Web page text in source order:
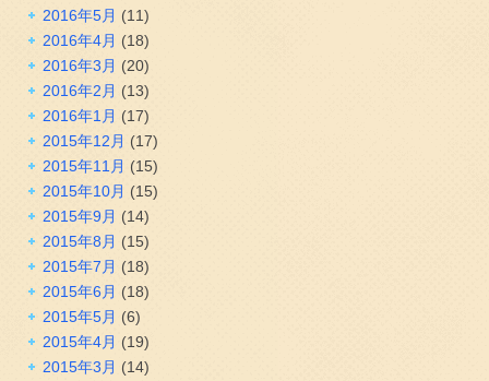
2016年5月 (11)
2016年4月 (18)
2016年3月 (20)
2016年2月 (13)
2016年1月 (17)
2015年12月 (17)
2015年11月 (15)
2015年10月 (15)
2015年9月 (14)
2015年8月 (15)
2015年7月 (18)
2015年6月 (18)
2015年5月 (6)
2015年4月 (19)
2015年3月 (14)